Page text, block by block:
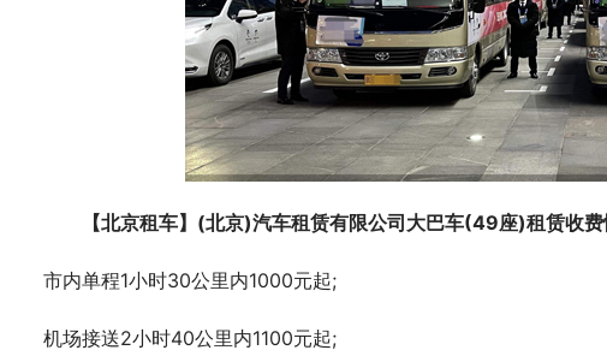
【北京租车】(北京)汽车租赁有限公司大巴车(49座)租赁收费
市内单程1小时30公里内1000元起;
机场接送2小时40公里内1100元起;